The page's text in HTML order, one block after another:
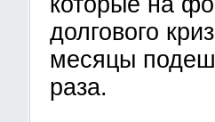
долгового
месяцы
раза.